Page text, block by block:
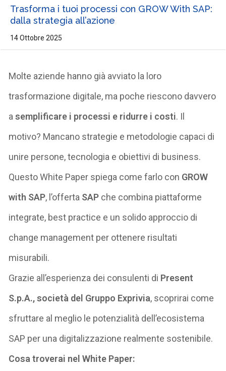
Trasforma i tuoi processi con GROW With SAP:
dalla strategia all’azione
14 Ottobre 2025
Molte aziende hanno già avviato la loro
trasformazione digitale, ma poche riescono davvero
asemplificare i processi e ridurre i costi. Il
motivo? Mancano strategie e metodologie capaci di
unire persone, tecnologia e obiettivi di business.
Questo White Paper spiega come farlo con GROW
with SAP, l’offerta SAP che combina piattaforme
integrate, best practice e un solido approccio di
change management per ottenere risultati
misurabili.
Grazie all’esperienza dei consulenti di Present
S.p.A., società del Gruppo Exprivia, scoprirai come
sfruttare al meglio le potenzialità dell’ecosistema
SAP per una digitalizzazione realmente sostenibile.
Cosa troverai nel White Paper: